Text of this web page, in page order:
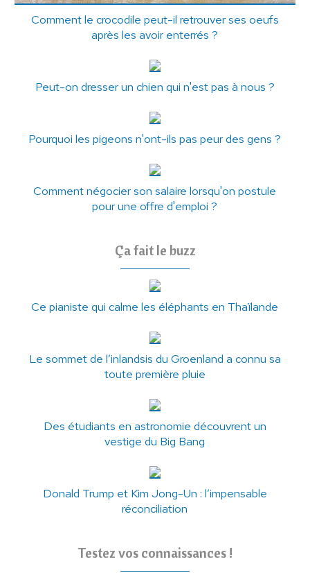
Comment le crocodile peut-il retrouver ses oeufs
après les avoir enterrés ?
Peut-on dresser un chien qui n'est pas à nous ?
Pourquoi les pigeons n'ont-ils pas peur des gens ?
Comment négocier son salaire lorsqu'on postule
pour une offre d'emploi ?
Ça fait le buzz
Ce pianiste qui calme les éléphants en Thaïlande
Le sommet de l’inlandsis du Groenland a connu sa
toute première pluie
Des étudiants en astronomie découvrent un
vestige du Big Bang
Donald Trump et Kim Jong-Un : l’impensable
réconciliation
Testez vos connaissances !